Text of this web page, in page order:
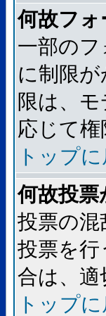
何故フ
一部の
に制限
限は、
応じて
トップ
何故投
投票の
投票を
合は、
トップ